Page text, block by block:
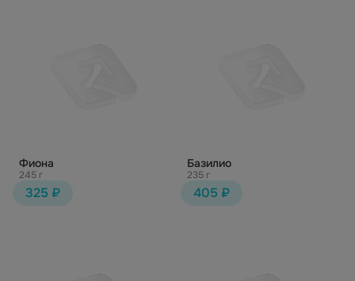
Фиона
245 г
325 ₽
Базилио
235 г
405 ₽